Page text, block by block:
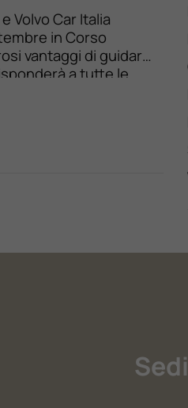
Volvo Car Italia
in Corso
vantaggi di guidare
a tutte le
Sedi